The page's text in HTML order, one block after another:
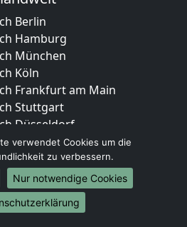
Berlin
Hamburg
München
Köln
Frankfurt am Main
Stuttgart
Düsseldorf
Leipzig
Dortmund
Essen
Bremen
Dresden
verwendet Cookies um die
zu verbessern.
Nur notwendige Cookies